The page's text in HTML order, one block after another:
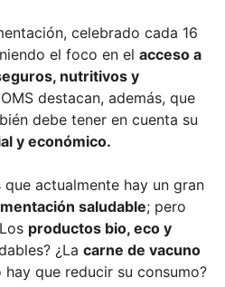
celebrado cada 16
el foco en el acceso a
nutritivos y
destacan, además, que
debe tener en cuenta su
y económico.
actualmente hay un gran
saludable; pero
productos bio, eco y
¿La carne de vacuno
que reducir su consumo?